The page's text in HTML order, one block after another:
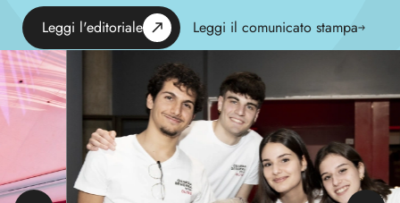
Leggi l'editoriale Leggi il comunicato stampa